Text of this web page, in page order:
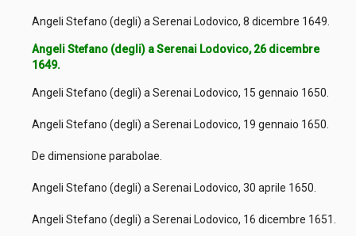
Angeli Stefano (degli) a Serenai Lodovico, 8 dicembre 1649.
Angeli Stefano (degli) a Serenai Lodovico, 26 dicembre
1649.
Angeli Stefano (degli) a Serenai Lodovico, 15 gennaio 1650.
Angeli Stefano (degli) a Serenai Lodovico, 19 gennaio 1650.
De dimensione parabolae.
Angeli Stefano (degli) a Serenai Lodovico, 30 aprile 1650.
Angeli Stefano (degli) a Serenai Lodovico, 16 dicembre 1651.